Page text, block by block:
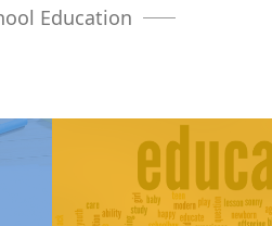
Education